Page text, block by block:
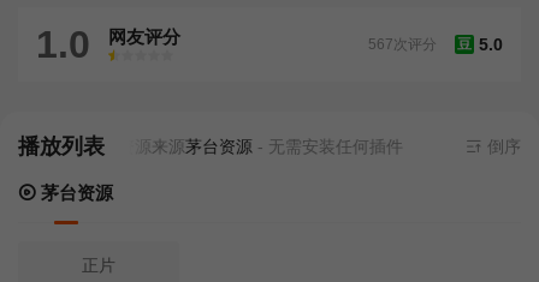
1.0 网友评分
很差
较差还行推荐力荐
豆 5.0
567次评分
播放列表当前资源来源茅台资源- 无需安装任何插件 倒序
茅台资源
正片